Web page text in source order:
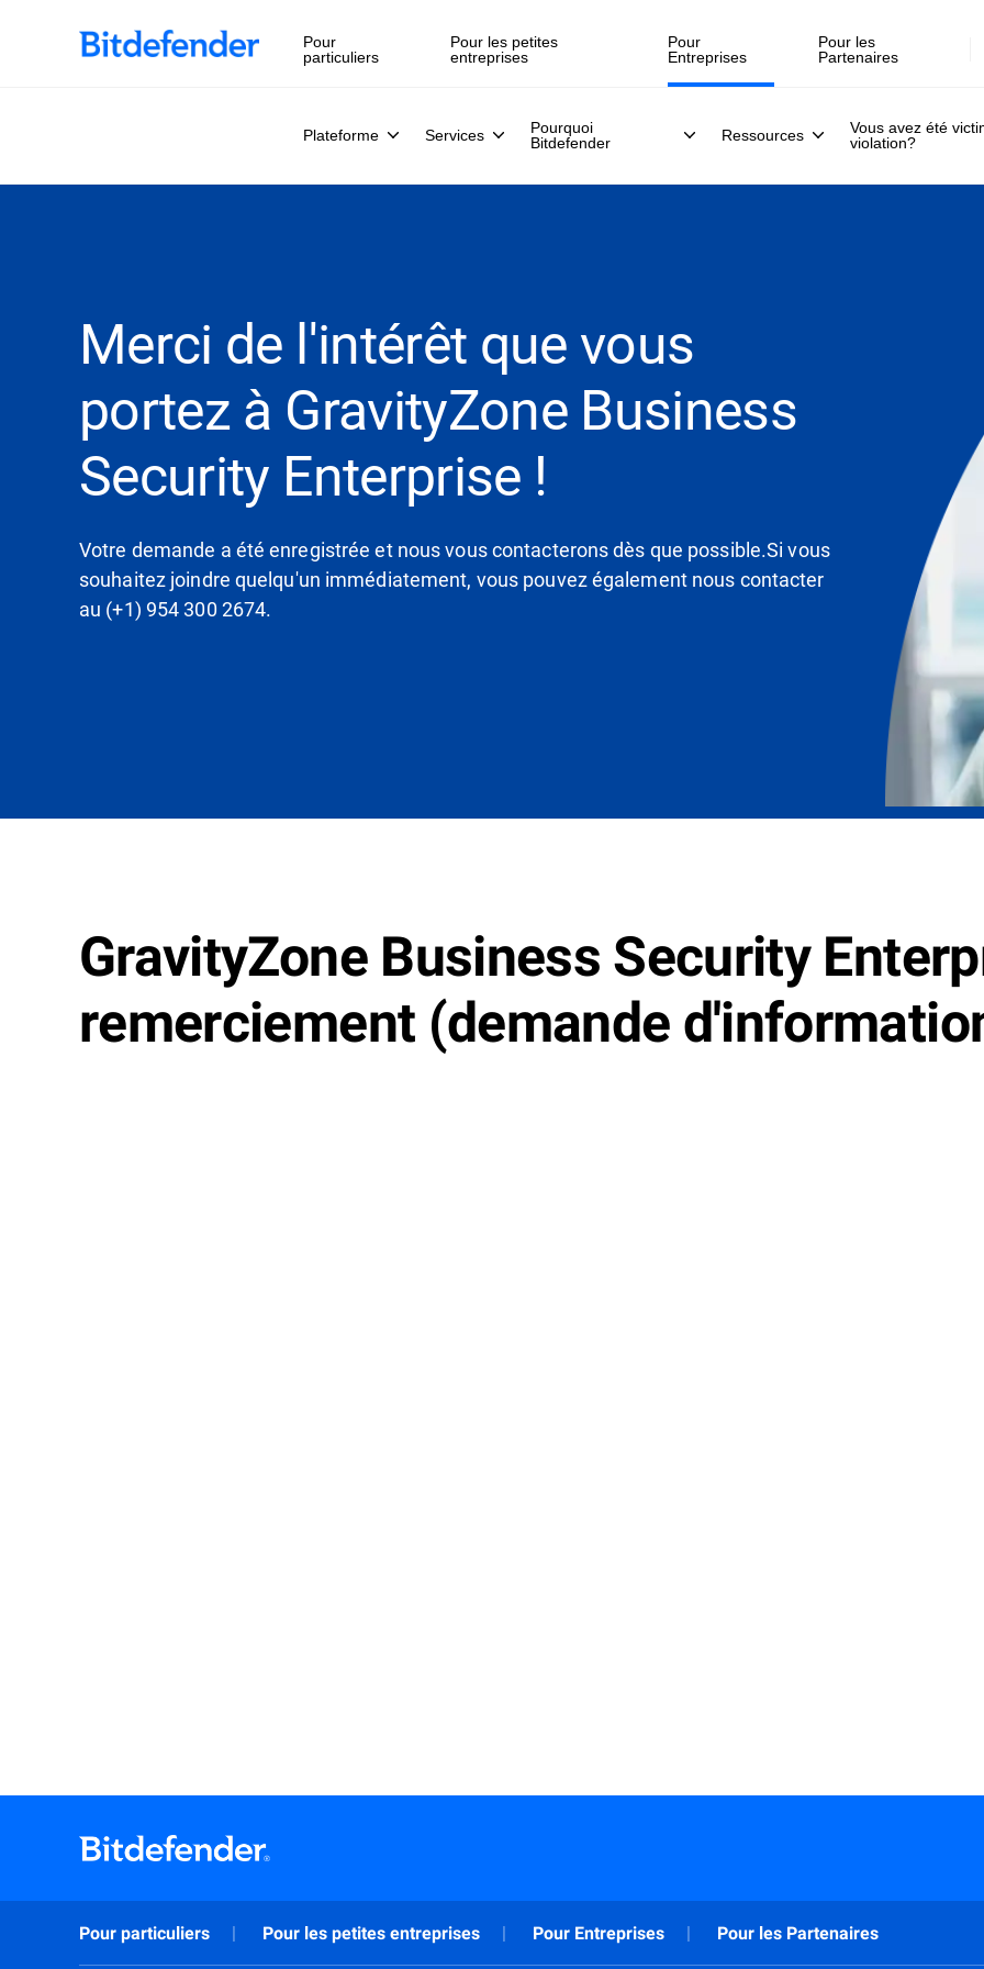
Souveraineté des données en cybersécurité : webinaire en direct, le 30 juillet .
Pour
particuliers
Pour les petites
entreprises
Pour
Entreprises
Plateforme Services
Pourquoi
Bitdefender
Ressources
Vous avez été
violation?
Pour les
Partenaires
Merci de l'intérêt que vous
portez à GravityZone Business
Security Enterprise !
Votre demande a été enregistrée et nous vous contacterons dès que possible.Si vous
souhaitez joindre quelqu'un immédiatement, vous pouvez également nous contacter
au (+1) 954 300 2674.
GravityZone Business Security
remerciement (demande
Pour particuliers Pour les petites entreprises Pour Entreprises Pour les Partenaires